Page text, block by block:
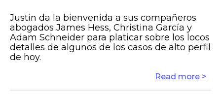
Justin da la bienvenida a sus compañeros
abogados James Hess, Christina García y
Adam Schneider para platicar sobre los locos
detalles de algunos de los casos de alto perfil
de hoy.
Read more >